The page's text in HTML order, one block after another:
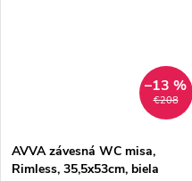
€208
–13 %
AVVA závesná WC misa,
Rimless, 35,5x53cm, biela